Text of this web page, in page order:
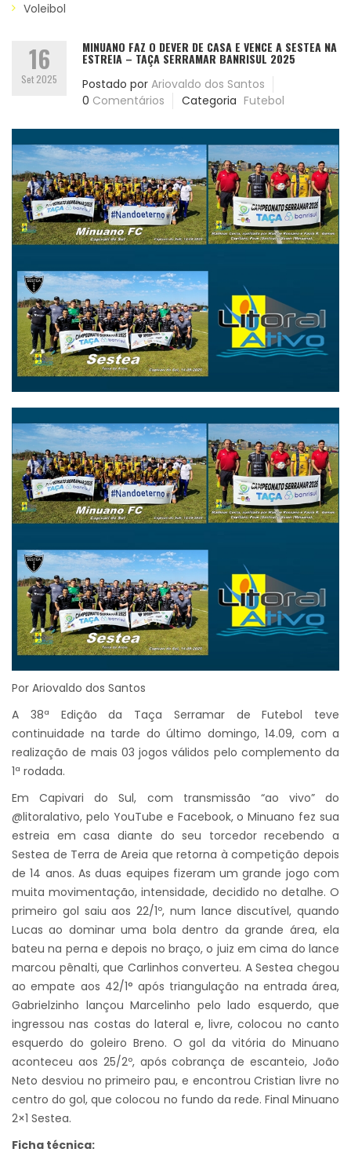
Voleibol
16
Set 2025
MINUANO FAZ O DEVER DE CASA E VENCE A SESTEA NA
ESTREIA – TAÇA SERRAMAR BANRISUL 2025
Postado por Ariovaldo dos Santos
0 Comentários Categoria Futebol
Por Ariovaldo dos Santos
A 38ª Edição da Taça Serramar de Futebol teve
continuidade na tarde do último domingo, 14.09, com a
realização de mais 03 jogos válidos pelo complemento da
1ª rodada.
Em Capivari do Sul, com transmissão “ao vivo” do
@litoralativo, pelo YouTube e Facebook, o Minuano fez sua
estreia em casa diante do seu torcedor recebendo a
Sestea de Terra de Areia que retorna à competição depois
de 14 anos. As duas equipes fizeram um grande jogo com
muita movimentação, intensidade, decidido no detalhe. O
primeiro gol saiu aos 22/1º, num lance discutível, quando
Lucas ao dominar uma bola dentro da grande área, ela
bateu na perna e depois no braço, o juiz em cima do lance
marcou pênalti, que Carlinhos converteu. A Sestea chegou
ao empate aos 42/1° após triangulação na entrada área,
Gabrielzinho lançou Marcelinho pelo lado esquerdo, que
ingressou nas costas do lateral e, livre, colocou no canto
esquerdo do goleiro Breno. O gol da vitória do Minuano
aconteceu aos 25/2º, após cobrança de escanteio, João
Neto desviou no primeiro pau, e encontrou Cristian livre no
centro do gol, que colocou no fundo da rede. Final Minuano
2×1 Sestea.
Ficha técnica: